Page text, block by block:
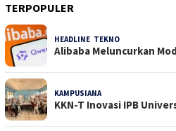
TERPOPULER
HEADLINE TEKNO
Alibaba Meluncurkan
KAMPUSIANA
KKN-T Inovasi IPB